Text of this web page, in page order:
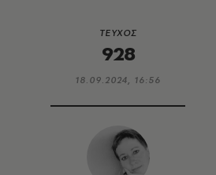
ΤΕΥΧΟΣ
928
18.09.2024, 16:56